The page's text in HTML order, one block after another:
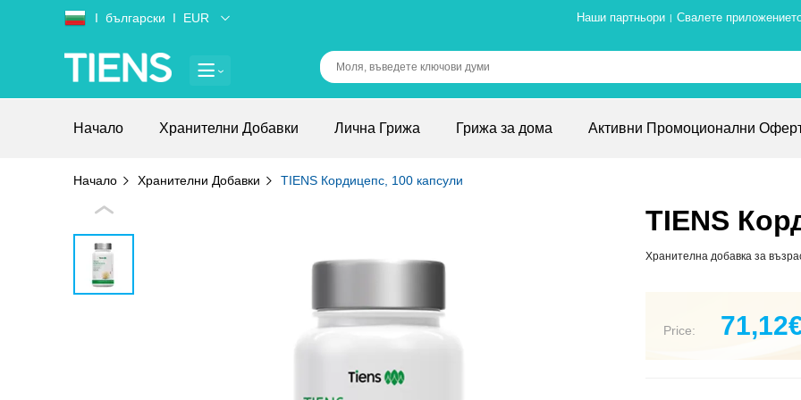
Ι български Ι EUR Наши партньори | Свалете
Начало Хранителни Добавки Лична Грижа Грижа за дома Активни Промоционални
Начало Хранителни Добавки TIENS Кордицепс, 100 капсули
TIENS
Хранителна добавка за
Price: